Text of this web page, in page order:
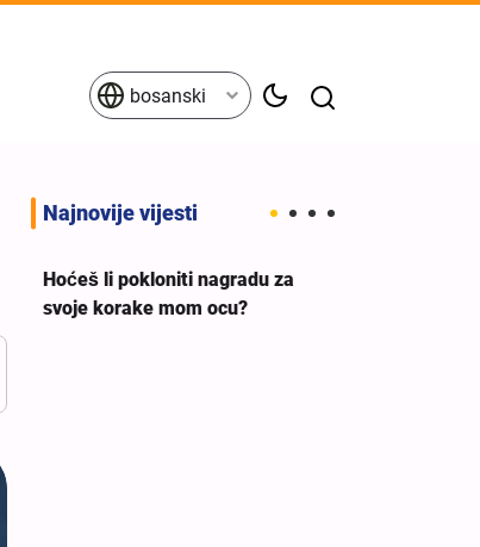
bosanski
Najnovije vijesti
Hoćeš li pokloniti nagradu za
svoje korake mom ocu?